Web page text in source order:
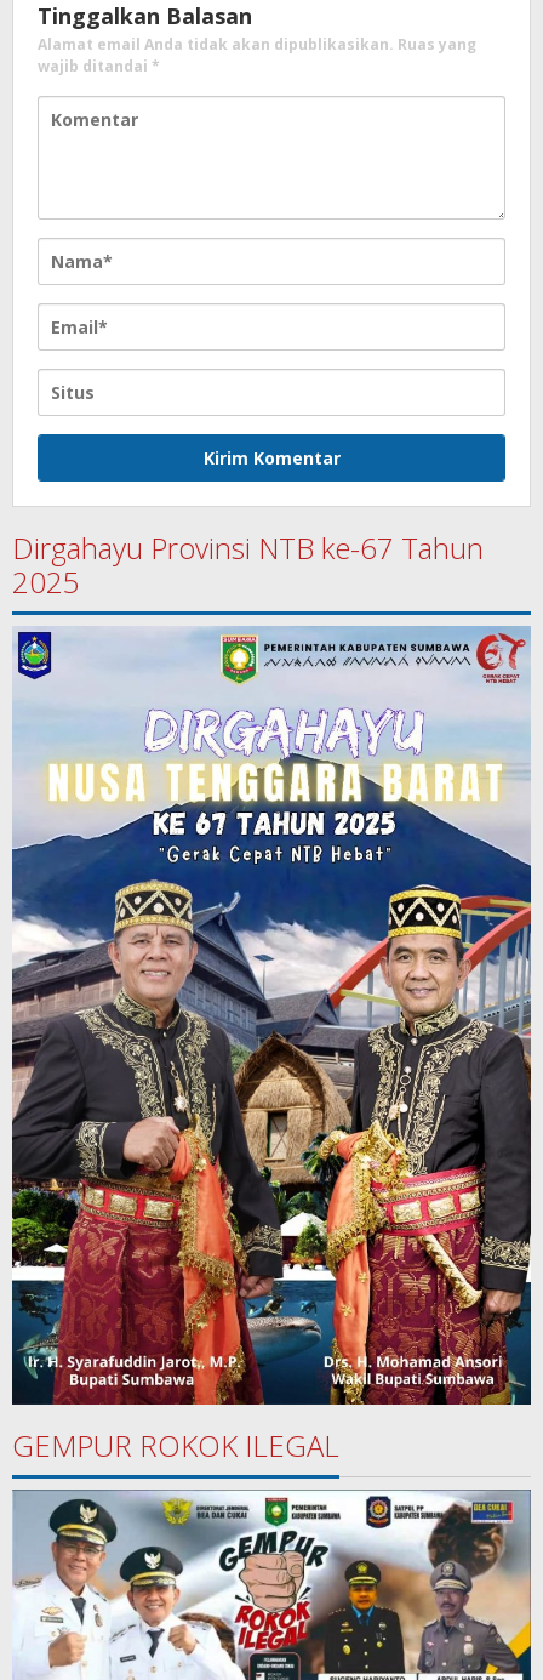
Tinggalkan Balasan
Alamat email Anda tidak akan dipublikasikan. Ruas yang
wajib ditandai *
Dirgahayu Provinsi NTB ke-67 Tahun
2025
GEMPUR ROKOK ILEGAL